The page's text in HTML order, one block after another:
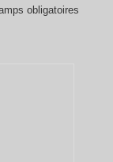
obligatoires